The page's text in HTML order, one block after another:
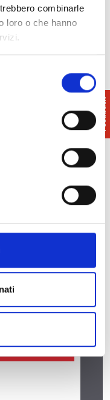
combinarle
loro o che hanno